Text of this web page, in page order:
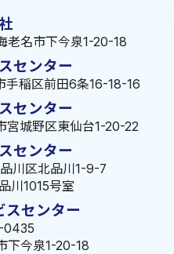
老名市下今泉1-20-18
センター
稲区前田6条16-18-16
センター
宮城野区東仙台1-20-22
センター
川区北品川1-9-7
川1015号室
スセンター
0435
下今泉1-20-18